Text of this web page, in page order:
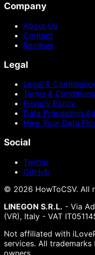
Company
About Us
Contact
Reviews
Legal
Legal &
Terms & Conditions
Privacy Policy
Data Processing
How Your Data
Social
Twitter
GitHub
© 2026 HowToCSV. All
LINEGON S.R.L. - Via
(VR), Italy - VAT
Not affiliated with
services. All
owners.